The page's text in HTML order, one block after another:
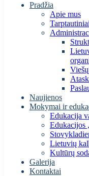
Pradžia
Apie mus
Naujienos
Mokymai ir
Edukacija
Edukacijos
Lietuvių
Kultūrų
Galerija
Kontaktai